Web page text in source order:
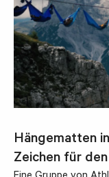
Hängematten
Zeichen für